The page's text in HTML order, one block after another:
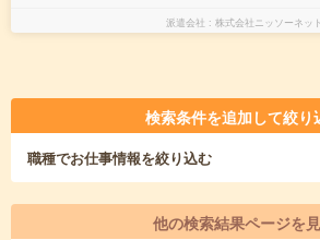
派遣会社 株式会社ニッソーネット
検索条件を追加して絞り
職種でお仕事情報を絞り込む
他の検索結果ページを